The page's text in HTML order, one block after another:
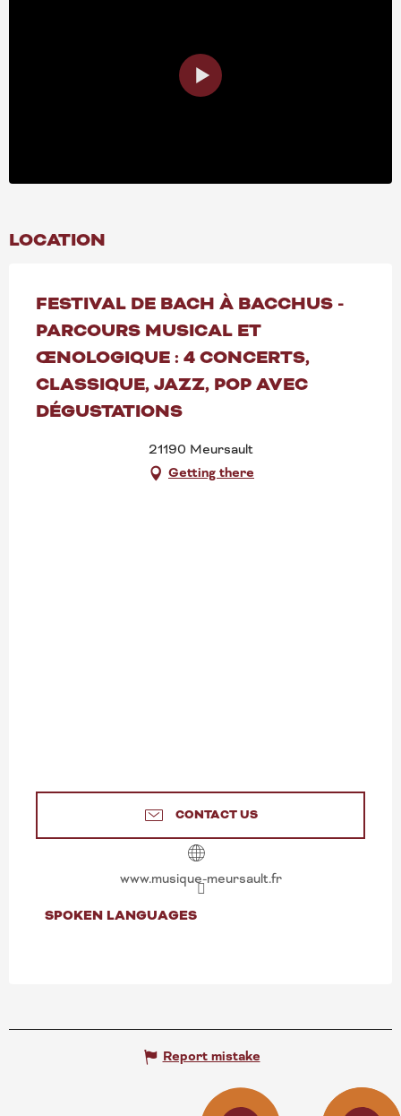
LOCATION
FESTIVAL DE BACH À BACCHUS -
PARCOURS MUSICAL ET
ŒNOLOGIQUE : 4 CONCERTS,
CLASSIQUE, JAZZ, POP AVEC
DÉGUSTATIONS
21190 Meursault
Getting there
CONTACT US
www.musique-meursault.fr
SPOKEN LANGUAGES
SPOKEN LANGUAGES
Report mistake